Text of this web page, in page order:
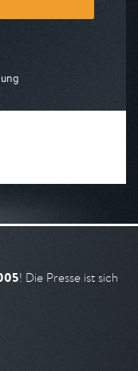
! Die Presse ist sich